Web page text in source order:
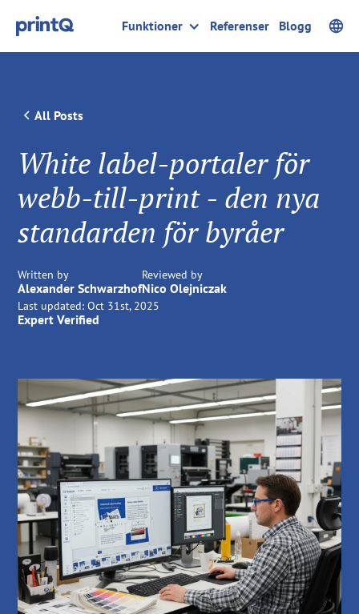
Funktioner Referenser Blogg
All Posts
White label-portaler för
webb-till-print - den nya
standarden för byråer
Written by
Alexander Schwarzhof
Reviewed by
Nico Olejniczak
Last updated: Oct 31st, 2025
Expert Verified